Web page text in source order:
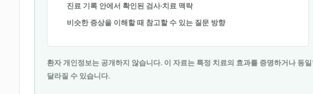
진료 기록 안에서 확인된 검사·치료 맥락
비슷한 증상을 이해할 때 참고할 수 있는 질문 방향
환자 개인정보는 공개하지 않습니다. 이 자료는 특정 치료의 효과를 증명하거나 동
달라질 수 있습니다.